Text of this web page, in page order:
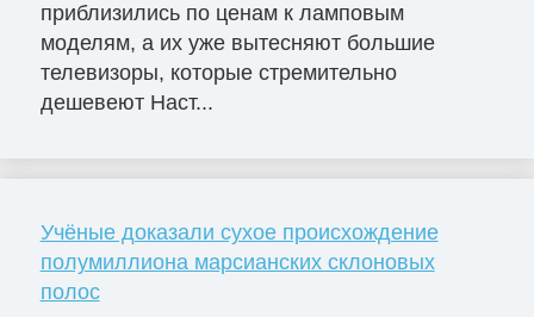
приблизились по ценам к ламповым
моделям, а их уже вытесняют большие
телевизоры, которые стремительно
дешевеют Наст...
Учёные доказали сухое происхождение
полумиллиона марсианских склоновых
полос